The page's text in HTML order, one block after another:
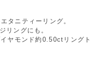
タニティーリング。
リングにも。
ヤモンド約0.50ctリングト